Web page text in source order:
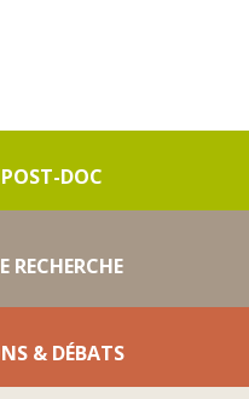
DOC
RECHERCHE
& DÉBATS